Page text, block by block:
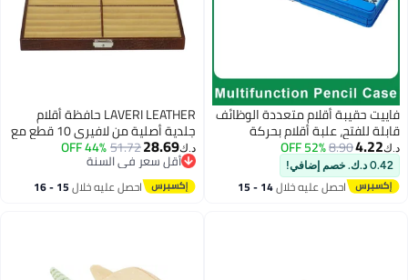
فاييت حقيبة أقلام متعددة الوظائف
قابلة للفتح، علبة أقلام بحركة
كرتونية لطيفة لتنظيم القرطاسية
مع الآلات الحاسبة، المبراة، جدول
المواعيد، لوازم المدرسة
د.ك‏4.22
8.90
52% OFF
0.42 د.ك. خصم إضافي!
احصل عليه خلال 14 - 15
LAVERI LEATHER حافظة أقلام
جلدية أصلية من لافيري 10 قطع مع
صندوق تنظيم للأقلام، السلاسل،
الأساور، الخواتم وأزرار الأكمام مع
قفل مفتاح
د.ك‏28.69
51.72
44% OFF
أقل سعر في السنة
أقل سعر في السنة
احصل عليه خلال 15 - 16